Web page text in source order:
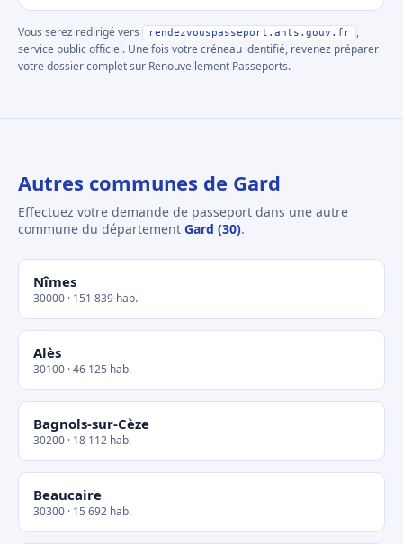
Vous serez redirigé vers rendezvouspasseport.ants.gouv.fr
,
service public officiel. Une fois votre créneau identifié, revenez préparer
votre dossier complet sur Renouvellement Passeports.
Autres communes de Gard
Effectuez votre demande de passeport dans une autre
commune du département Gard (30).
Nîmes
30000 · 151 839 hab.
Alès
30100 · 46 125 hab.
Bagnols-sur-Cèze
30200 · 18 112 hab.
Beaucaire
30300 · 15 692 hab.